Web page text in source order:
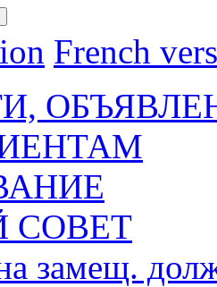
French
СОВЕТ
замещ.